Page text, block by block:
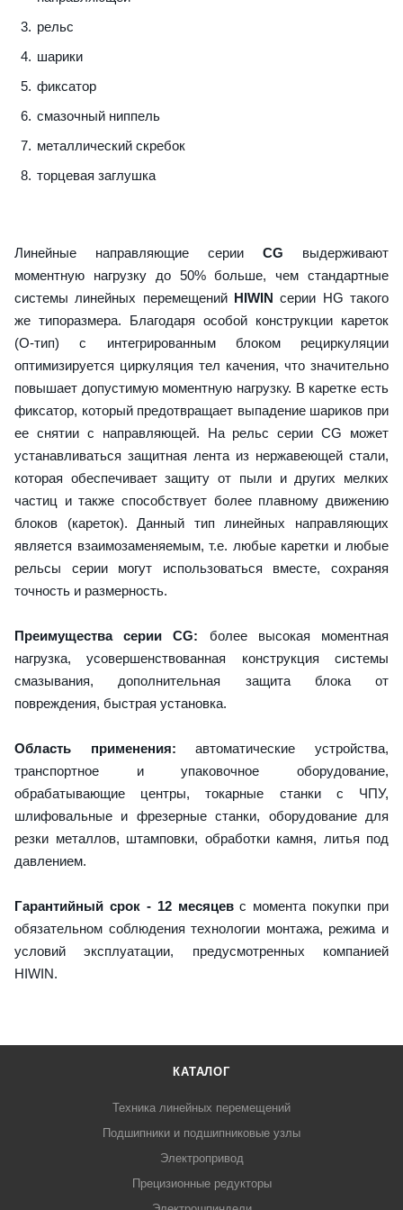
рельс
шарики
фиксатор
смазочный ниппель
металлический скребок
торцевая заглушка
Линейные направляющие серии CG выдерживают
моментную нагрузку до 50% больше, чем стандартные
системы линейных перемещений HIWIN серии HG такого
же типоразмера. Благодаря особой конструкции кареток
(О-тип) с интегрированным блоком рециркуляции
оптимизируется циркуляция тел качения, что значительно
повышает допустимую моментную нагрузку. В каретке есть
фиксатор, который предотвращает выпадение шариков при
ее снятии с направляющей. На рельс серии CG может
устанавливаться защитная лента из нержавеющей стали,
которая обеспечивает защиту от пыли и других мелких
частиц и также способствует более плавному движению
блоков (кареток). Данный тип линейных направляющих
является взаимозаменяемым, т.е. любые каретки и любые
рельсы серии могут использоваться вместе, сохраняя
точность и размерность.
Преимущества серии CG: более высокая моментная
нагрузка, усовершенствованная конструкция системы
смазывания, дополнительная защита блока от
повреждения, быстрая установка.
Область применения: автоматические устройства,
транспортное и упаковочное оборудование,
обрабатывающие центры, токарные станки с ЧПУ,
шлифовальные и фрезерные станки, оборудование для
резки металлов, штамповки, обработки камня, литья под
давлением.
Гарантийный срок - 12 месяцевс момента покупки при
обязательном соблюдения технологии монтажа, режима и
условий эксплуатации, предусмотренных компанией
HIWIN.
КАТАЛОГ
Техника линейных перемещений
Подшипники и подшипниковые узлы
Электропривод
Прецизионные редукторы